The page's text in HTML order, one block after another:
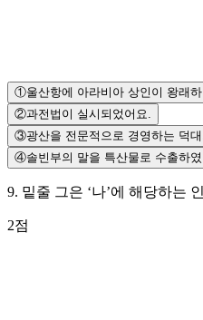
①울산항에 아라비아 상인이 왕래하
②과전법이 실시되었어요.
③광산을 전문적으로 경영하는 덕대
④솔빈부의 말을 특산물로 수출하였
9. 밑줄 그은 ‘나’에 해당하는
2점